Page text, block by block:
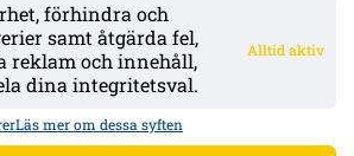
förhindra och
samt åtgärda fel,
reklam och innehåll,
dina integritetsval.
Alltid aktiv
Läs mer om dessa syften